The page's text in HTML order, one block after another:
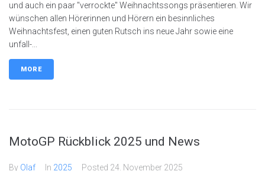
und auch ein paar "verrockte" Weihnachtssongs präsentieren. Wir
wünschen allen Hörerinnen und Hörern ein besinnliches
Weihnachtsfest, einen guten Rutsch ins neue Jahr sowie eine
unfall-...
MORE
MotoGP Rückblick 2025 und News
By Olaf In 2025 Posted 24. November 2025